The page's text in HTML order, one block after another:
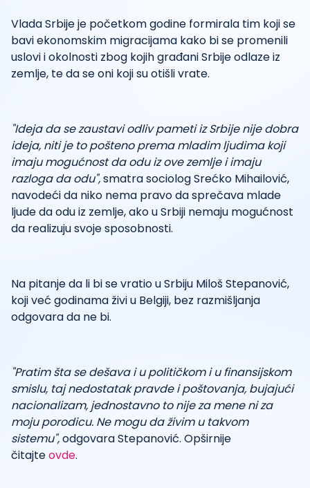
Vlada Srbije je početkom godine formirala tim koji se
bavi ekonomskim migracijama kako bi se promenili
uslovi i okolnosti zbog kojih građani Srbije odlaze iz
zemlje, te da se oni koji su otišli vrate.
"Ideja da se zaustavi odliv pameti iz Srbije nije dobra
ideja, niti je to pošteno prema mladim ljudima koji
imaju mogućnost da odu iz ove zemlje i imaju
razloga da odu",smatra sociolog Srećko Mihailović,
navodeći da niko nema pravo da sprečava mlade
ljude da odu iz zemlje, ako u Srbiji nemaju mogućnost
da realizuju svoje sposobnosti.
Na pitanje da li bi se vratio u Srbiju Miloš Stepanović,
koji već godinama živi u Belgiji, bez razmišljanja
odgovara da ne bi.
"Pratim šta se dešava i u političkom i u finansijskom
smislu, taj nedostatak pravde i poštovanja, bujajući
nacionalizam, jednostavno to nije za mene ni za
moju porodicu. Ne mogu da živim u takvom
sistemu",odgovara Stepanović. Opširnije
čitajteovde.